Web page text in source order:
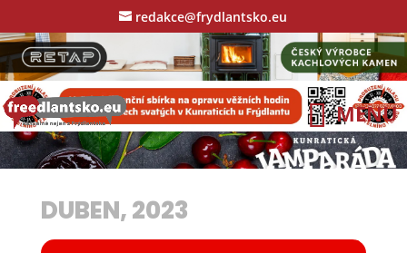
redakce@frydlantsko.eu
DUBEN, 2023